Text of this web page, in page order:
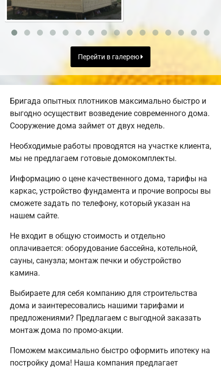
Перейти в галерею
Бригада опытных плотников максимально быстро и
выгодно осуществит возведение современного дома.
Сооружение дома займет от двух недель.
Необходимые работы проводятся на участке клиента,
мы не предлагаем готовые домокомплекты.
Информацию о цене качественного дома, тарифы на
каркас, устройство фундамента и прочие вопросы вы
сможете задать по телефону, который указан на
нашем сайте.
Не входит в общую стоимость и отдельно
оплачивается: оборудование бассейна, котельной,
сауны, санузла; монтаж печки и обустройство
камина.
Выбираете для себя компанию для строительства
дома и заинтересовались нашими тарифами и
предложениями? Предлагаем с выгодной заказать
монтаж дома по промо-акции.
Поможем максимально быстро оформить ипотеку на
постройку дома! Наша компания предлагает